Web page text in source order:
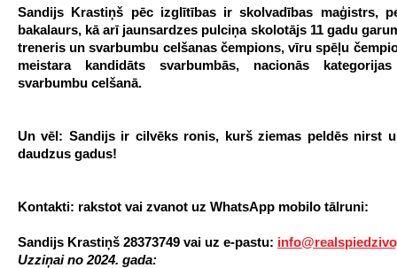
Sandijs Krastiņš pēc izglītības ir skolvadības maģistrs,
bakalaurs, kā arī jaunsardzes pulciņa skolotājs 11 gadu
treneris un svarbumbu celšanas čempions, vīru spēļu
meistara kandidāts svarbumbās, nacionās
svarbumbu celšanā.
Un vēl: Sandijs ir cilvēks ronis, kurš ziemas peldēs nirst
daudzus gadus!
Kontakti: rakstot vai zvanot uz WhatsApp mobilo tālruni:
Sandijs Krastiņš 28373749 vai uz e-pastu:
Uzziņai no 2024. gada: